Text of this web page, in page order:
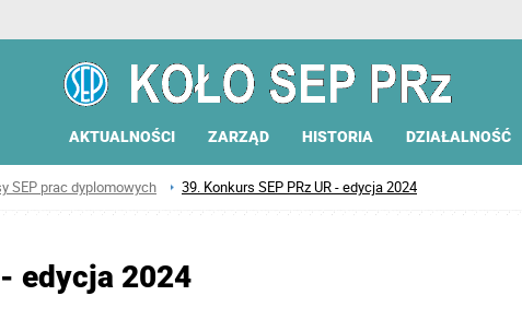
AKTUALNOŚCI ZARZĄD HISTORIA DZIAŁALNOŚĆ
SEP prac dyplomowych 39. Konkurs SEP PRz UR - edycja 2024
edycja 2024